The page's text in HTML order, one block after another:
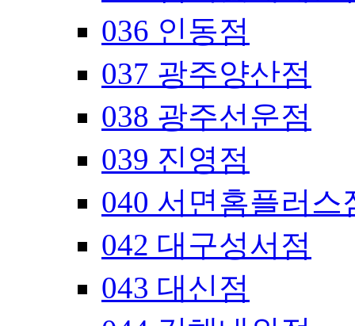
036 인동점
037 광주양산점
038 광주선운점
039 진영점
040 서면홈플러스
042 대구성서점
043 대신점